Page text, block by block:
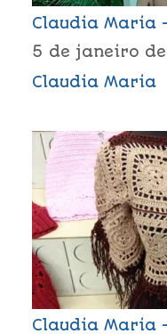
Claudia Maria
5 de janeiro de
Claudia Maria
Claudia Maria